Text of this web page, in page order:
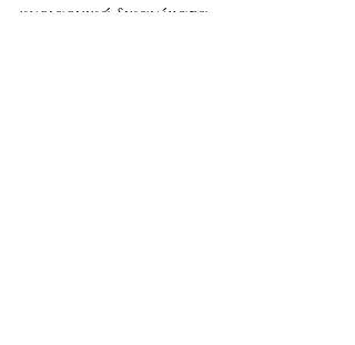
κυριαρχικά δικαιώματα,